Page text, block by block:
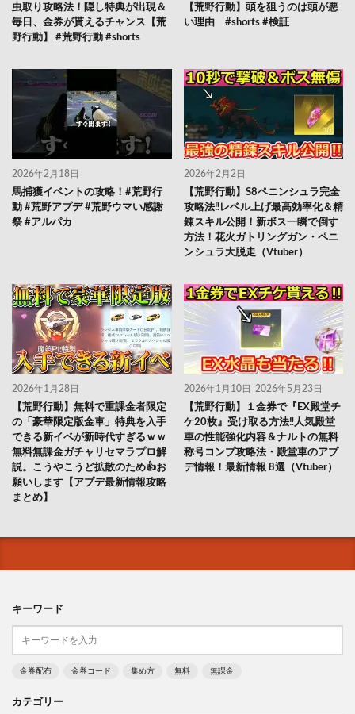
虫取り攻略法！隠し特典が出現＆
毎日、金券が貰えるチャンス【荒
野行動】 #荒野行動 #shorts
【荒野行動】頭を狙うのは頭が悪
い理由 #shorts #検証
2026年2月18日
馬捕獲イベントの攻略！#荒野行
動 #荒野アプデ #荒野ウマい感謝
祭 #アルパカ
2026年2月2日
【荒野行動】S8ペニンシュラ完全
攻略法‼レベル上げ最高効率化＆精
錬スキル公開！新ボス一瞬で倒す
方法！花火ガトリングガン・ペニ
ンシュラ大脱走（Vtuber）
2026年1月28日
【荒野行動】無料で重課金者限定
の「豪華限定版金車」特典を入手
できる新イベが新時代すぎるｗｗ
無料無課金ガチャリセマラプロ解
説。こうやこうど拡散のため👍お
願いします【アプデ最新情報攻略
まとめ】
2026年1月10日 2026年5月23日
【荒野行動】１金券で『EX殿堂チ
ケ20枚』受け取る方法‼人気殿堂
車の性能強化内容＆ナルトの無料
称号コンプ攻略法・殿堂車のアプ
デ情報！最新情報 8選（Vtuber）
キーワード
金券配布 金券コード 集め方 無料 無課金
カテゴリー